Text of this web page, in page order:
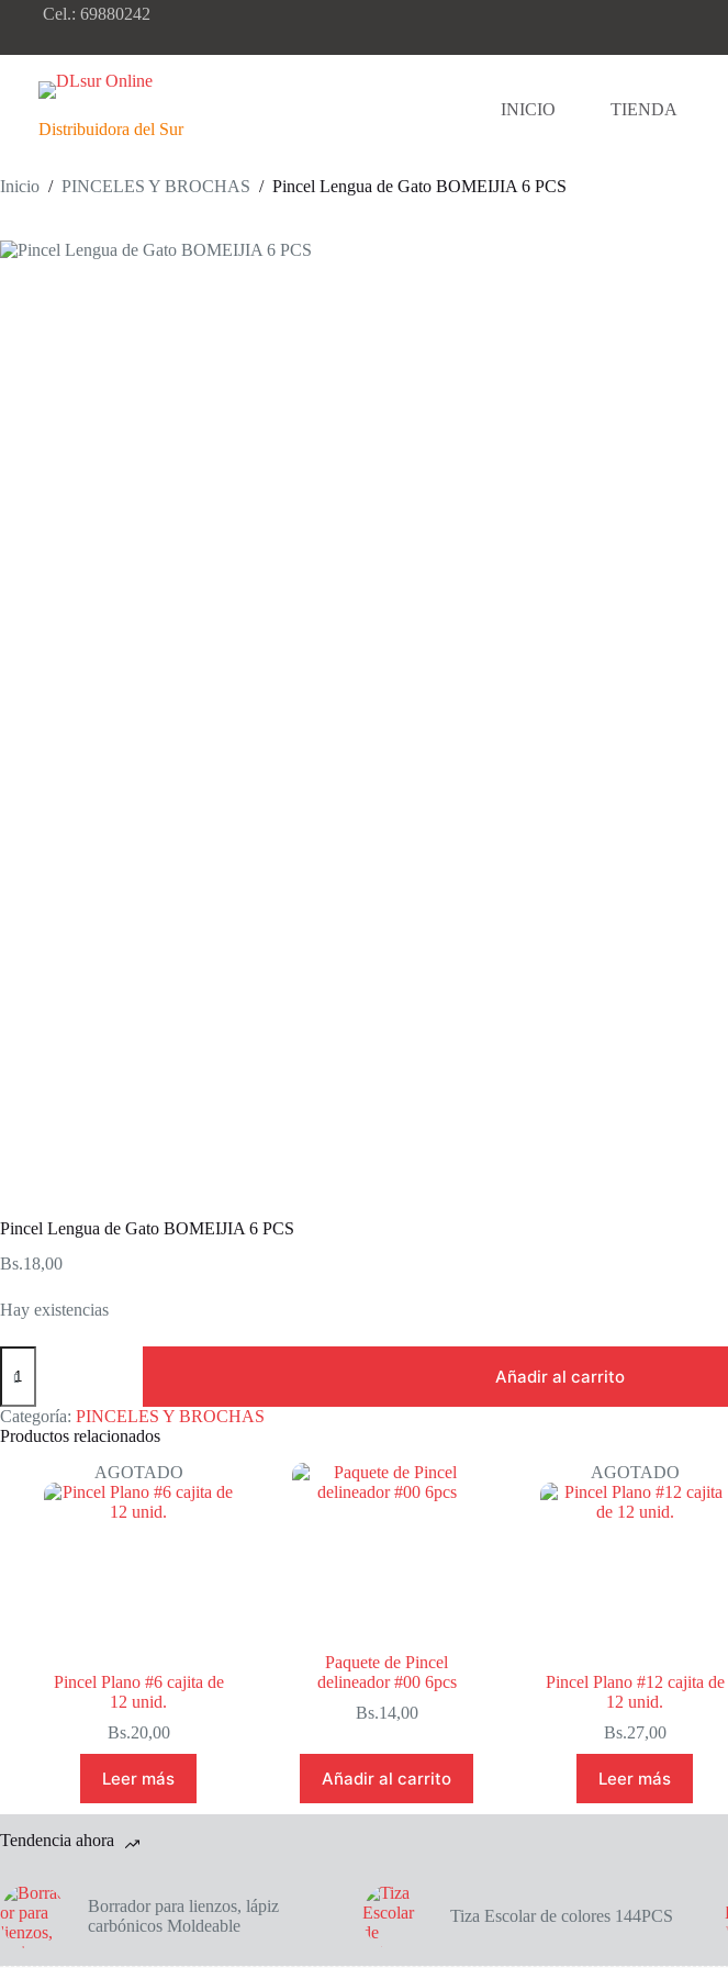
Cel.: 69880242
Distribuidora del Sur
INICIO TIENDA
Inicio / PINCELES Y BROCHAS / Pincel Lengua de Gato BOMEIJIA 6 PCS
Pincel Lengua de Gato BOMEIJIA 6 PCS
Bs.18,00
Hay existencias
Pincel
Lengua
Gato
BOMEIJIA
6
cantidad
Añadir al carrito
Categoría: PINCELES Y BROCHAS
Productos relacionados
AGOTADO
Pincel Plano #6 cajita de
12 unid.
Bs.20,00
Leer más
Paquete de Pincel
delineador #00 6pcs
Bs.14,00
Añadir al carrito
AGOTADO
Pincel Plano #12 cajita de
12 unid.
Bs.27,00
Leer más
Tendencia ahora
Borrador para lienzos, lápiz
carbónicos Moldeable
Tiza Escolar de colores 144PCS